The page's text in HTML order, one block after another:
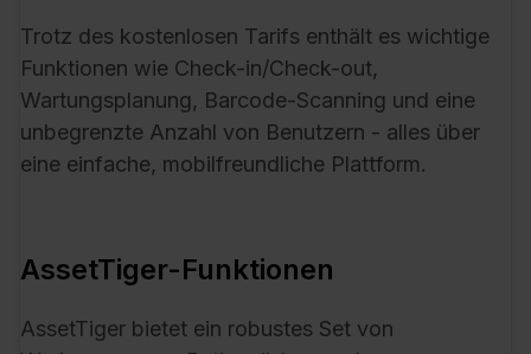
Trotz des kostenlosen Tarifs enthält es wichtige
Funktionen wie Check-in/Check-out,
Wartungsplanung, Barcode-Scanning und eine
unbegrenzte Anzahl von Benutzern - alles über
eine einfache, mobilfreundliche Plattform.
AssetTiger-Funktionen
AssetTiger bietet ein robustes Set von